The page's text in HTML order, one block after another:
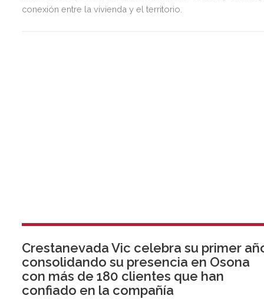
conexión entre la vivienda y el territorio.
Crestanevada Vic celebra su primer
consolidando su presencia en Osona
con más de 180 clientes que han
confiado en la compañía